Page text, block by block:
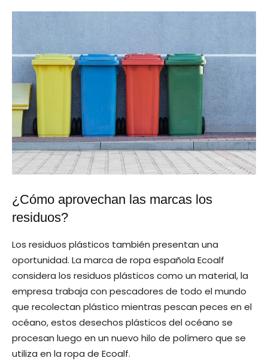
¿Cómo aprovechan las marcas los
residuos?
Los residuos plásticos también presentan una
oportunidad. La marca de ropa española Ecoalf
considera los residuos plásticos como un material, la
empresa trabaja con pescadores de todo el mundo
que recolectan plástico mientras pescan peces en el
océano, estos desechos plásticos del océano se
procesan luego en un nuevo hilo de polímero que se
utiliza en la ropa de Ecoalf.